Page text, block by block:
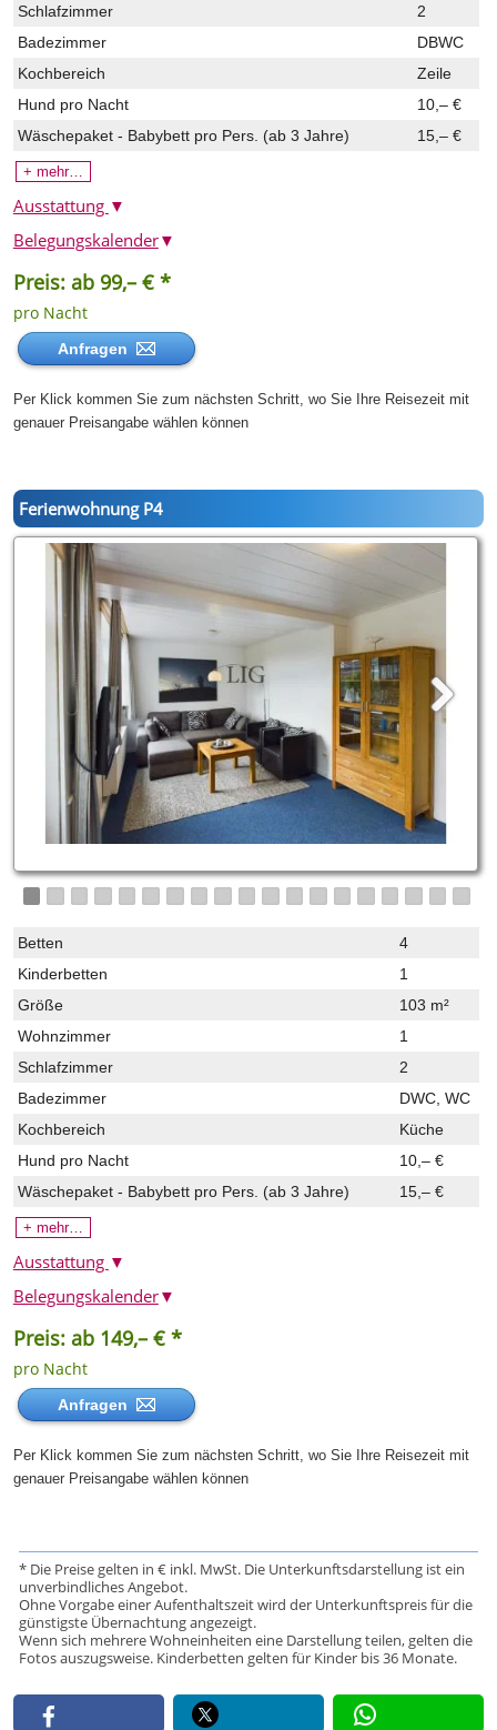
Schlafzimmer
2
Badezimmer
DBWC
Kochbereich
Zeile
Hund pro Nacht
10,– €
Wäschepaket - Babybett pro Pers. (ab 3 Jahre) 15,– €
+ mehr…
Ausstattung ▼
Preis: ab 99,– € *
pro Nacht
Anfragen
Per Klick kommen Sie zum nächsten Schritt, wo Sie Ihre Reisezeit mit
genauer Preisangabe wählen können
Belegungskalender▼
Ferienwohnung P4
Betten
4
Kinderbetten
1
Größe
103 m²
Wohnzimmer
1
Schlafzimmer
2
Badezimmer
DWC, WC
Kochbereich
Küche
Hund pro Nacht
10,– €
Wäschepaket - Babybett pro Pers. (ab 3 Jahre) 15,– €
+ mehr…
Ausstattung ▼
Preis: ab 149,– € *
pro Nacht
Anfragen
Per Klick kommen Sie zum nächsten Schritt, wo Sie Ihre Reisezeit mit
genauer Preisangabe wählen können
Belegungskalender▼
* Die Preise gelten in € inkl. MwSt. Die Unterkunftsdarstellung ist ein
unverbindliches Angebot.
Ohne Vorgabe einer Aufenthaltszeit wird der Unterkunftspreis für die
günstigste Übernachtung angezeigt.
Wenn sich mehrere Wohneinheiten eine Darstellung teilen, gelten die
Fotos auszugsweise. Kinderbetten gelten für Kinder bis 36 Monate.